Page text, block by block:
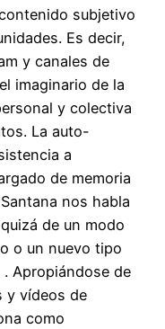
subjetivo
Es decir,
y canales de
imaginario de la
y colectiva
La auto-
a
de memoria
nos habla
de un modo
o un nuevo tipo
Apropiándose de
y vídeos de
como